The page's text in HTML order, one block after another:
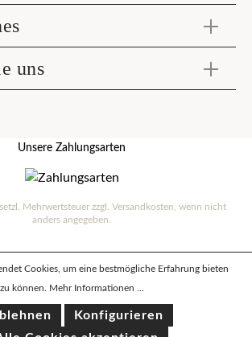
uns
Unsere Zahlungsarten
Mehrwertsteuer zzgl. Versandkosten , wenn nicht
anders angegeben.
Cookies, um eine bestmögliche Erfahrung bieten
zu können.
Mehr Informationen ...
Konfigurieren